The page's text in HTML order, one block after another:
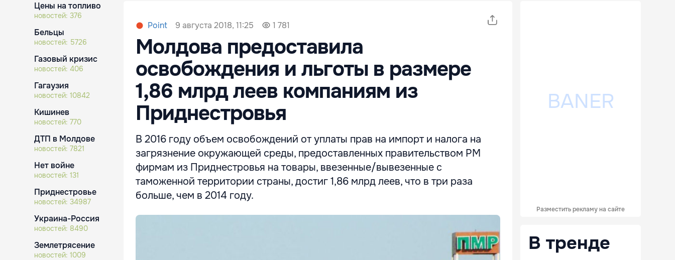
Цены на топливо
новостей: 376
Бельцы
новостей: 5726
Газовый кризис
новостей: 406
Гагаузия
новостей: 10842
Кишинев
новостей: 770
ДТП в Молдове
новостей: 7821
Нет войне
новостей: 131
Приднестровье
новостей: 34987
Украина-Россия
новостей: 8490
Землетрясение
новостей: 1009
Point 9 августа 2018, 11:25 1 781
Молдова предоставила
освобождения и льготы в размере
1,86 млрд леев компаниям из
Приднестровья
В 2016 году объем освобождений от уплаты прав на импорт и налога на
загрязнение окружающей среды, предоставленных правительством РМ
фирмам из Приднестровья на товары, ввезенные/вывезенные с
таможенной территории страны, достиг 1,86 млрд леев, что в три раза
больше, чем в 2014 году.
Разместить рекламу на сайте
В тренде